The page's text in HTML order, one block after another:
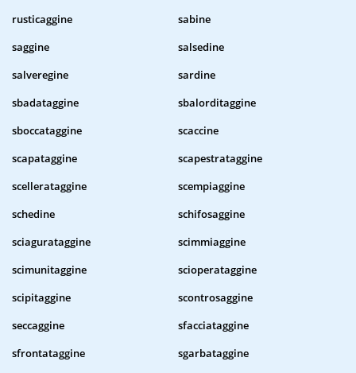
rusticaggine
sabine
saggine
salsedine
salveregine
sardine
sbadataggine
sbalorditaggine
sboccataggine
scaccine
scapataggine
scapestrataggine
scellerataggine
scempiaggine
schedine
schifosaggine
sciagurataggine
scimmiaggine
scimunitaggine
scioperataggine
scipitaggine
scontrosaggine
seccaggine
sfacciataggine
sfrontataggine
sgarbataggine